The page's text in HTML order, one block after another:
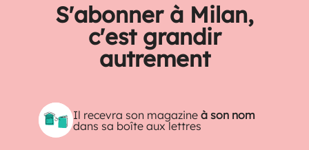
S'abonner à Milan,
c'est grandir
autrement
Il recevra son magazineà son nom
dans sa boîte aux lettres